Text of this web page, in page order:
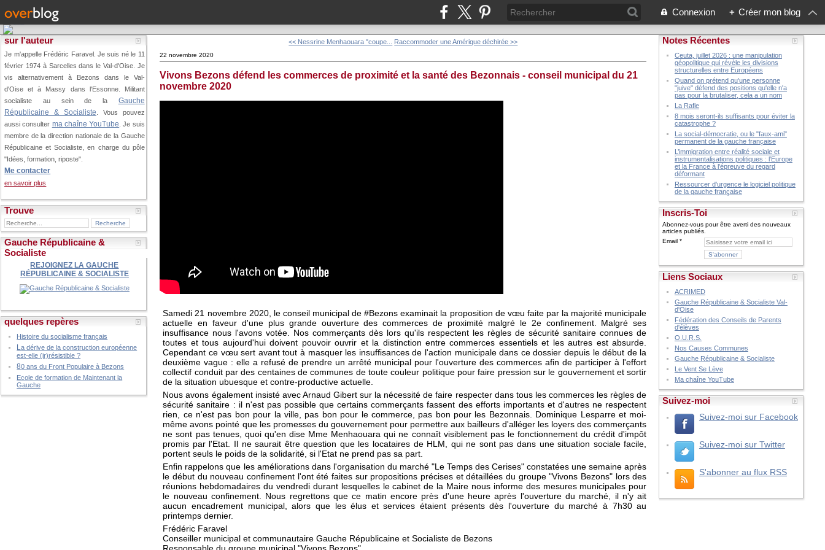
Connexion + Créer mon blog
sur l'auteur
Je m'appelle Frédéric Faravel. Je suis né le 11
février 1974 à Sarcelles dans le Val-d'Oise. Je
vis alternativement à Bezons dans le Val-
d'Oise et à Massy dans l'Essonne. Militant
socialiste au sein de la Gauche
Républicaine & Socialiste . Vous pouvez
aussi consulter ma chaîne YouTube . Je suis
membre de la direction nationale de la Gauche
Républicaine et Socialiste, en charge du pôle
"Idées, formation, riposte".
Me contacter
en savoir plus
Trouve
Gauche Républicaine &
Socialiste
REJOIGNEZ LA GAUCHE
RÉPUBLICAINE & SOCIALISTE
quelques repères
Histoire du socialisme français
La dérive de la construction européenne
est-elle (ir)résistible ?
80 ans du Front Populaire à Bezons
Ecole de formation de Maintenant la
Gauche
<< Nessrine Menhaouara "coupe... Raccommoder une Amérique déchirée >>
22 novembre 2020
Vivons Bezons défend les commerces de proximité et la santé des Bezonnais - conseil municipal du 21
novembre 2020
Samedi 21 novembre 2020, le conseil municipal de #Bezons examinait la proposition de vœu faite par la majorité municipale
actuelle en faveur d'une plus grande ouverture des commerces de proximité malgré le 2e confinement. Malgré ses
insuffisance nous l'avons votée. Nos commerçants dès lors qu'ils respectent les règles de sécurité sanitaire connues de
toutes et tous aujourd'hui doivent pouvoir ouvrir et la distinction entre commerces essentiels et les autres est absurde.
Cependant ce vœu sert avant tout à masquer les insuffisances de l'action municipale dans ce dossier depuis le début de la
deuxième vague : elle a refusé de prendre un arrêté municipal pour l'ouverture des commerces afin de participer à l'effort
collectif conduit par des centaines de communes de toute couleur politique pour faire pression sur le gouvernement et sortir
de la situation ubuesque et contre-productive actuelle.
Nous avons également insisté avec Arnaud Gibert sur la nécessité de faire respecter dans tous les commerces les règles de
sécurité sanitaire : il n'est pas possible que certains commerçants fassent des efforts importants et d'autres ne respectent
rien, ce n'est pas bon pour la ville, pas bon pour le commerce, pas bon pour les Bezonnais. Dominique Lesparre et moi-
même avons pointé que les promesses du gouvernement pour permettre aux bailleurs d'alléger les loyers des commerçants
ne sont pas tenues, quoi qu'en dise Mme Menhaouara qui ne connaît visiblement pas le fonctionnement du crédit d'impôt
promis par l'Etat. Il ne saurait être question que les locataires de HLM, qui ne sont pas dans une situation sociale facile,
portent seuls le poids de la solidarité, si l'Etat ne prend pas sa part.
Enfin rappelons que les améliorations dans l'organisation du marché "Le Temps des Cerises" constatées une semaine après
le début du nouveau confinement l'ont été faites sur propositions précises et détaillées du groupe "Vivons Bezons" lors des
réunions hebdomadaires du vendredi durant lesquelles le cabinet de la Maire nous informe des mesures municipales pour
le nouveau confinement. Nous regrettons que ce matin encore près d'une heure après l'ouverture du marché, il n'y ait
aucun encadrement municipal, alors que les élus et services étaient présents dès l'ouverture du marché à 7h30 au
printemps dernier.
Frédéric Faravel
Conseiller municipal et communautaire Gauche Républicaine et Socialiste de Bezons
Responsable du groupe municipal "Vivons Bezons"
Notes Récentes
Ceuta, juillet 2026 : une manipulation
géopolitique qui révèle les divisions
structurelles entre Européens
Quand on prétend qu'une personne
"juive" défend des positions qu'elle n'a
pas pour la brutaliser, cela a un nom
La Rafle
8 mois seront-ils suffisants pour éviter la
catastrophe ?
La social-démocratie, ou le "faux-ami"
permanent de la gauche française
L’immigration entre réalité sociale et
instrumentalisations politiques : l’Europe
et la France à l’épreuve du regard
déformant
Ressourcer d'urgence le logiciel politique
de la gauche française
Inscris-Toi
Abonnez-vous pour être averti des nouveaux
articles publiés.
Email
Liens Sociaux
ACRIMED
Gauche Républicaine & Socialiste Val-
d'Oise
Fédération des Conseils de Parents
d'élèves
O.U.R.S.
Nos Causes Communes
Gauche Républicaine & Socialiste
Le Vent Se Lève
Ma chaîne YouTube
Suivez-moi
Suivez-moi sur Facebook
Suivez-moi sur Twitter
S'abonner au flux RSS